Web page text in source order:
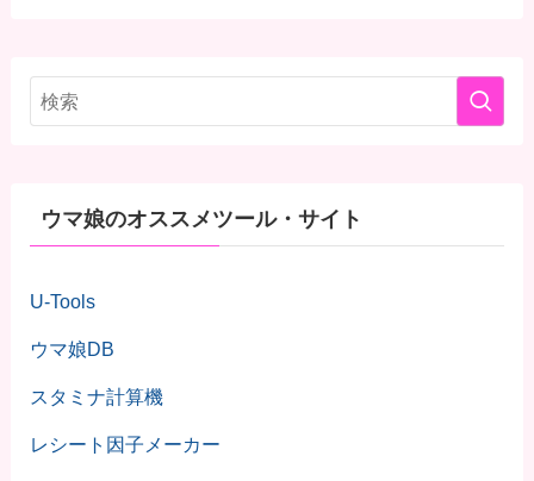
ウマ娘のオススメツール・サイト
U-Tools
ウマ娘DB
スタミナ計算機
レシート因子メーカー